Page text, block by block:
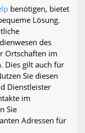
benötigen, bietet
Lösung.
des
Ortschaften im
Dies gilt auch für
Sie diesen
Dienstleister
im
Sie
Adressen für